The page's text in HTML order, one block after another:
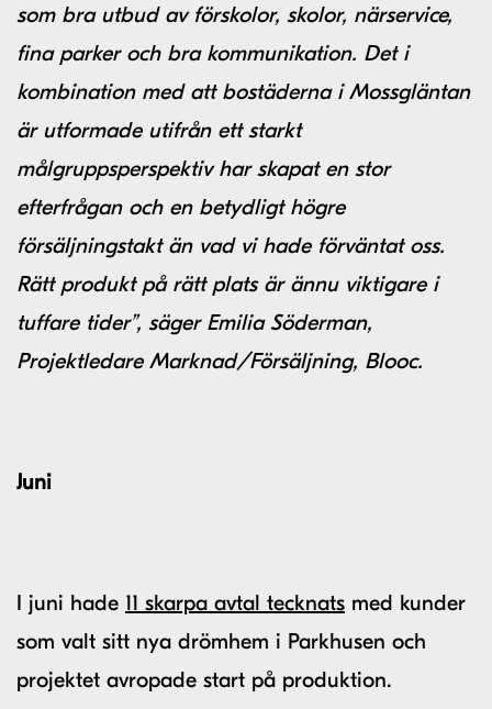
som bra utbud av förskolor, skolor, närservice,
fina parker och bra kommunikation. Det i
kombination med att bostäderna i Mossgläntan
är utformade utifrån ett starkt
målgruppsperspektiv har skapat en stor
efterfrågan och en betydligt högre
försäljningstakt än vad vi hade förväntat oss.
Rätt produkt på rätt plats är ännu viktigare i
tuffare tider”, säger Emilia Söderman,
Projektledare Marknad/Försäljning, Blooc.
Juni
I juni hade 11 skarpa avtal tecknats med kunder
som valt sitt nya drömhem i Parkhusen och
projektet avropade start på produktion.